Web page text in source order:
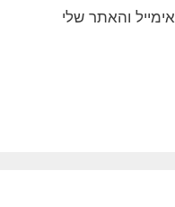
והאתר שלי